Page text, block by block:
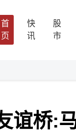
首
页
快
讯
股
市
谊桥: